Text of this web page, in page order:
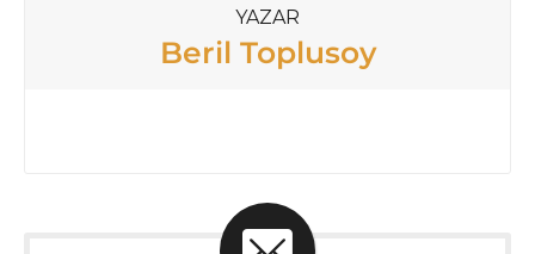
YAZAR
Beril Toplusoy